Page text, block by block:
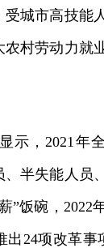
城市高技能
村劳动力就
，2021年
、半失能人
”饭碗，
出24项改革